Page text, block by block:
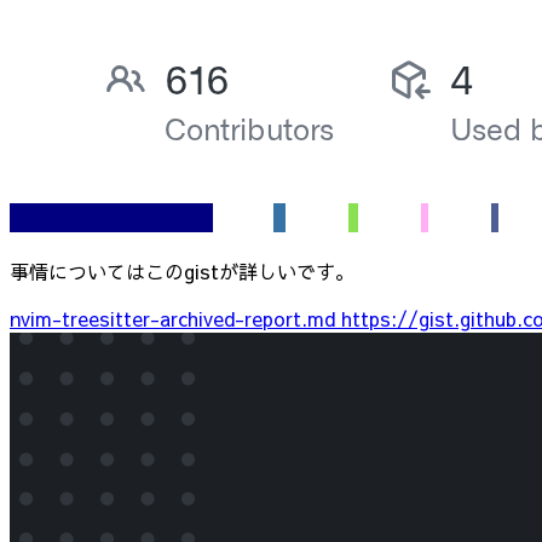
事情についてはこのgistが詳しいです。
nvim-treesitter-archived-report.md https://